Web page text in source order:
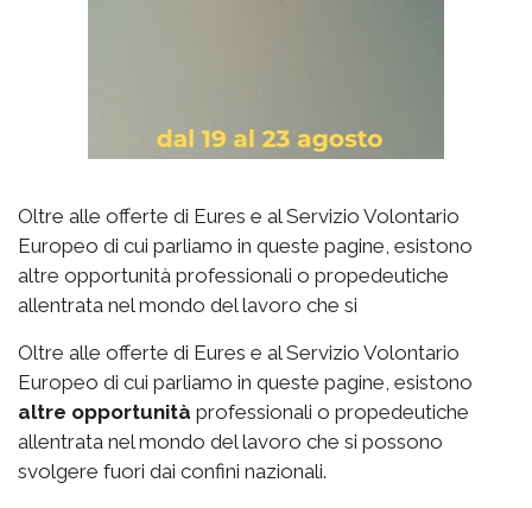
Oltre alle offerte di Eures e al Servizio Volontario
Europeo di cui parliamo in queste pagine, esistono
altre opportunità professionali o propedeutiche
allentrata nel mondo del lavoro che si
Oltre alle offerte di Eures e al Servizio Volontario
Europeo di cui parliamo in queste pagine, esistono
altre opportunità professionali o propedeutiche
allentrata nel mondo del lavoro che si possono
svolgere fuori dai confini nazionali.